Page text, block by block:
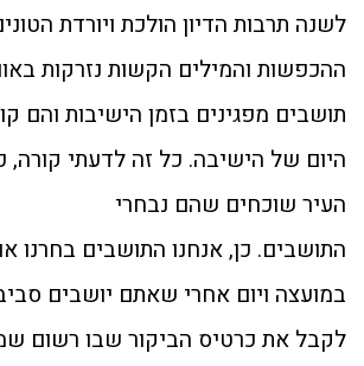
לשנה תרבות הדיון הולכת ויורדת
ההכפשות והמילים הקשות נזרקות
תושבים מפגינים בזמן הישיבות והם
היום של הישיבה. כל זה לדעתי קורה,
העיר שוכחים שהם נבחרי
התושבים. כן, אנחנו התושבים בחרנו
במועצה ויום אחרי שאתם יושבים
לקבל את כרטיס הביקור שבו רשום